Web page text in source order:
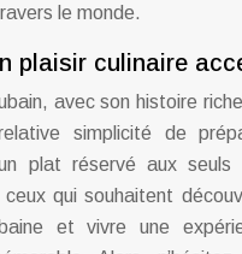
le monde.
plaisir culinaire
avec son histoire
simplicité de
plat réservé aux
qui souhaitent
et vivre une